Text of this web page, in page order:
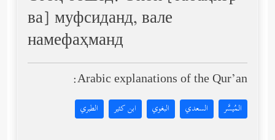
ва] муфсиданд, вале
намефаҳманд
Arabic explanations of the Qur’an:
المُيسَّر السعدي البغوي ابن كثير الطبري